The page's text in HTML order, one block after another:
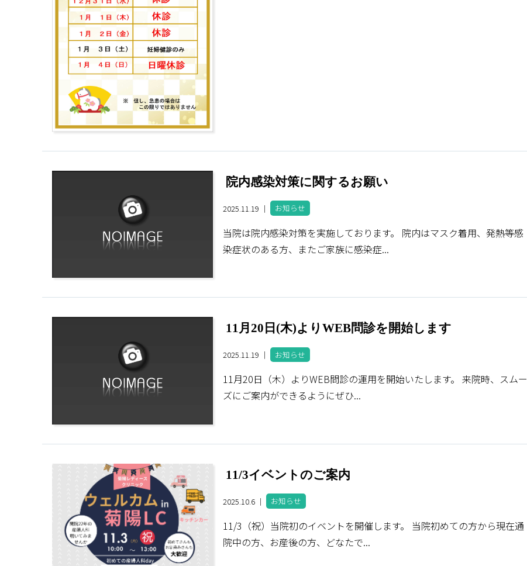
院内感染対策に関するお願い
2025.11.19 ｜ お知らせ
当院は院内感染対策を実施しております。 院内はマスク着用、発熱等感
染症状のある方、またご家族に感染症...
11月20日(木)よりWEB問診を開始します
2025.11.19 ｜ お知らせ
11月20日（木）よりWEB問診の運用を開始いたします。 来院時、スムー
ズにご案内ができるようにぜひ...
11/3イベントのご案内
2025.10.6 ｜ お知らせ
11/3（祝）当院初のイベントを開催します。 当院初めての方から現在通
院中の方、お産後の方、どなたで...